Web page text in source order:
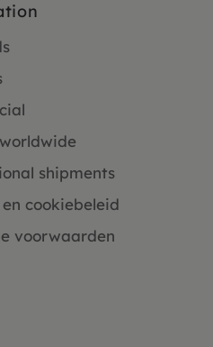
shipments
cookiebeleid
voorwaarden